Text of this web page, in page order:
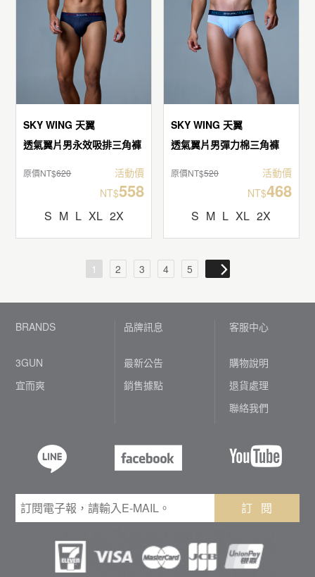
SKY WING 天翼
透氣翼片男永效吸排三角褲
原價NT$620
活動價
NT$558
S M L XL 2X
SKY WING 天翼
透氣翼片男彈力棉三角褲
原價NT$520
活動價
NT$468
S M L XL 2X
1 2 3 4 5
BRANDS
3GUN
宜而爽
品牌訊息
最新公告
銷售據點
客服中心
購物說明
退貨處理
聯絡我們
訂 閱